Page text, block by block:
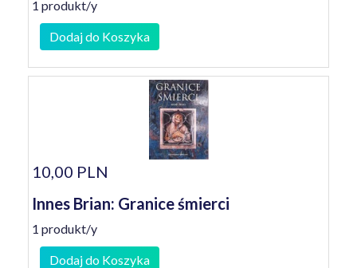
1 produkt/y
Dodaj do Koszyka
10,00 PLN
Innes Brian: Granice śmierci
1 produkt/y
Dodaj do Koszyka